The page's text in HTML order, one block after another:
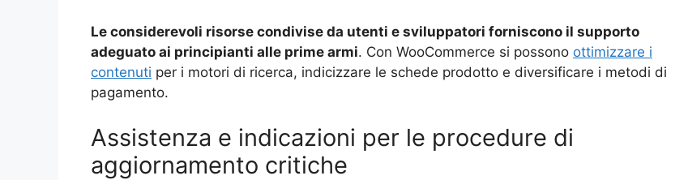
Le considerevoli risorse condivise da utenti e sviluppatori forniscono il supporto
adeguato ai principianti alle prime armi. Con WooCommerce si possono ottimizzare i
contenuti per i motori di ricerca, indicizzare le schede prodotto e diversificare i metodi di
pagamento.
Assistenza e indicazioni per le procedure di
aggiornamento critiche